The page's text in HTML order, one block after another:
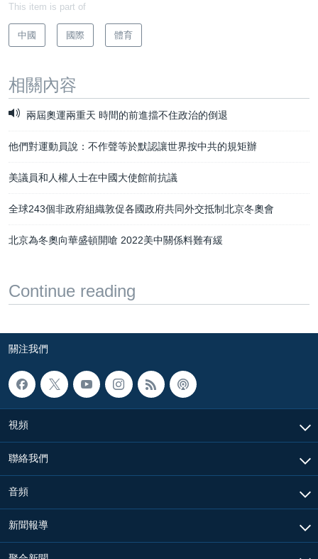
This item is part of
中國 國際 體育
相關內容
兩屆奧運兩重天 時間的前進擋不住政治的倒退
他們對運動員說：不作聲等於默認讓世界按中共的規矩辦
美議員和人權人士在中國大使館前抗議
全球243個非政府組織敦促各國政府共同外交抵制北京冬奧會
北京為冬奧向華盛頓開嗆 2022美中關係料難有緩
Continue reading
關注我們
視頻
聯絡我們
音頻
新聞報導